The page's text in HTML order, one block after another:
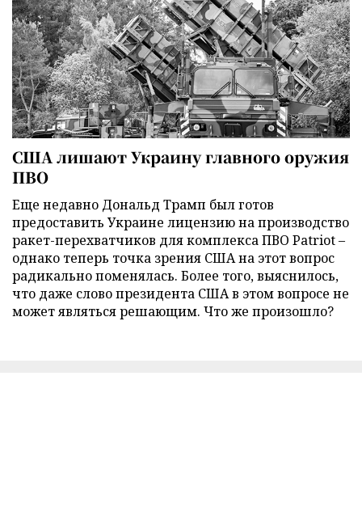
США лишают Украину главного оружия
ПВО
Еще недавно Дональд Трамп был готов
предоставить Украине лицензию на производство
ракет-перехватчиков для комплекса ПВО Patriot –
однако теперь точка зрения США на этот вопрос
радикально поменялась. Более того, выяснилось,
что даже слово президента США в этом вопросе не
может являться решающим. Что же произошло?